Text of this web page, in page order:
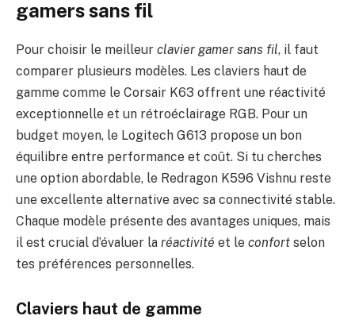
gamers sans fil
Pour choisir le meilleur clavier gamer sans fil, il faut
comparer plusieurs modèles. Les claviers haut de
gamme comme le Corsair K63 offrent une réactivité
exceptionnelle et un rétroéclairage RGB. Pour un
budget moyen, le Logitech G613 propose un bon
équilibre entre performance et coût. Si tu cherches
une option abordable, le Redragon K596 Vishnu reste
une excellente alternative avec sa connectivité stable.
Chaque modèle présente des avantages uniques, mais
il est crucial d’évaluer la réactivité et le confort selon
tes préférences personnelles.
Claviers haut de gamme